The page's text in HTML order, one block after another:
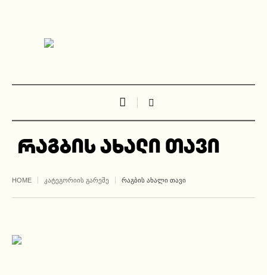
რაგბის ახალი თავი
HOME ᲙᲐᲢᲔᲒᲝᲠᲘᲘᲡ ᲒᲐᲠᲔᲨᲔ ᲠᲐᲒᲑᲘᲡ ᲐᲮᲐᲚᲘ ᲗᲐᲕᲘ